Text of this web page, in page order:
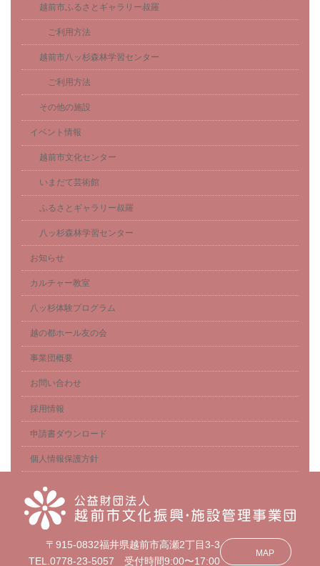
越前市ふるさとギャラリー叔羅
ご利用方法
越前市八ッ杉森林学習センター
ご利用方法
その他の施設
イベント情報
越前市文化センター
いまだて芸術館
ふるさとギャラリー叔羅
八ッ杉森林学習センター
お知らせ
カルチャー教室
八ッ杉体験プログラム
越の都ホール友の会
事業団概要
お問い合わせ
採用情報
申請書ダウンロード
個人情報保護方針
〒915-0832福井県越前市高瀬2丁目3-3
TEL.0778-23-5057 受付時間9:00〜17:00
MAP